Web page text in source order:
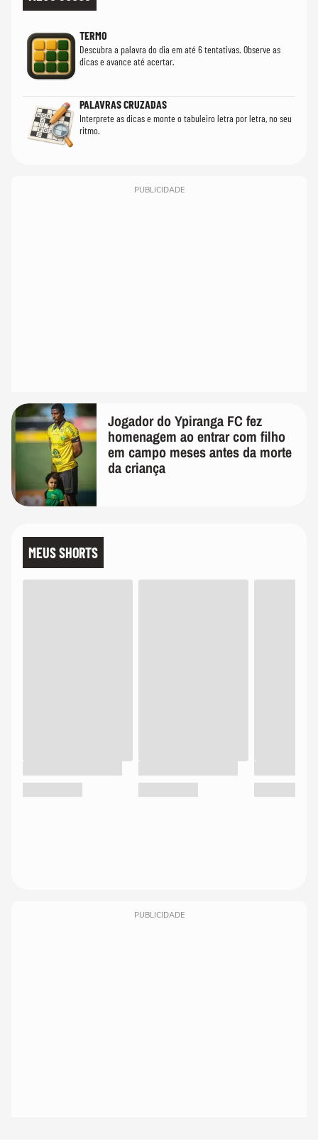
TERMO
Descubra a palavra do dia em até 6 tentativas. Observe as
dicas e avance até acertar.
PALAVRAS CRUZADAS
Interprete as dicas e monte o tabuleiro letra por letra, no seu
ritmo.
PUBLICIDADE
Jogador do Ypiranga FC fez
homenagem ao entrar com filho
em campo meses antes da morte
da criança
MEUS SHORTS
PUBLICIDADE